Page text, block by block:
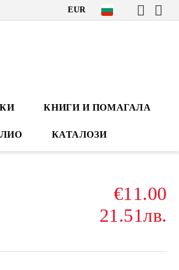
EUR
КНИГИ И ПОМАГАЛА
КАТАЛОЗИ
€11.00
21.51лв.